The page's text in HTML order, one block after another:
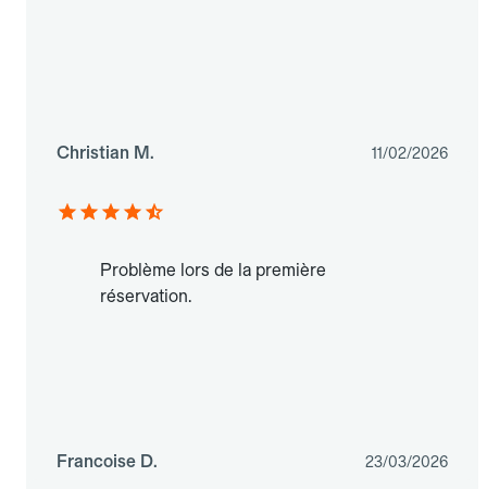
Christian M. 11/02/2026
Problème lors de la première
réservation.
Francoise D. 23/03/2026